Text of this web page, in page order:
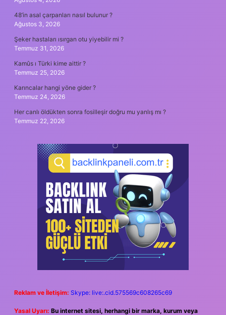
48’in asal çarpanları nasıl bulunur ?
Ağustos 3, 2026
Şeker hastaları ısırgan otu yiyebilir mi ?
Temmuz 31, 2026
Kamûs ı Türki kime aittir ?
Temmuz 25, 2026
Karıncalar hangi yöne gider ?
Temmuz 24, 2026
Her canlı öldükten sonra fosilleşir doğru mu yanlış mı ?
Temmuz 22, 2026
Reklam ve İletişim: Skype: live:.cid.575569c608265c69
Yasal Uyarı: Bu internet sitesi, herhangi bir marka, kurum veya